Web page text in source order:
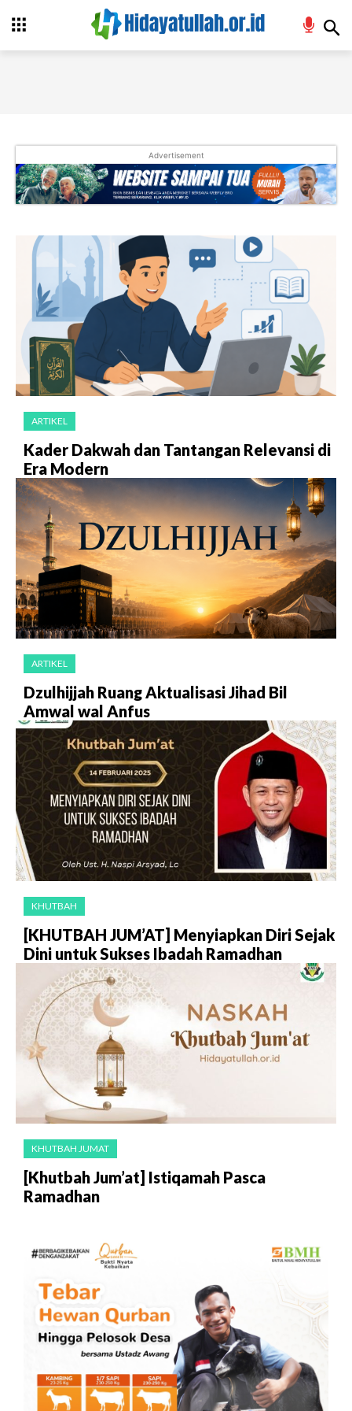
Advertisement
ARTIKEL
Kader Dakwah dan Tantangan Relevansi di
Era Modern
ARTIKEL
Dzulhijjah Ruang Aktualisasi Jihad Bil
Amwal wal Anfus
KHUTBAH
[KHUTBAH JUM’AT] Menyiapkan Diri Sejak
Dini untuk Sukses Ibadah Ramadhan
KHUTBAH JUMAT
[Khutbah Jum’at] Istiqamah Pasca
Ramadhan